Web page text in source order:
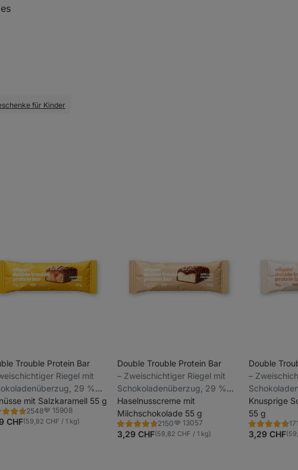
für Kinder
Trouble Protein Bar
Riegel mit
29 %
Eiweiß, ohne
und
mit Salzkaramell 55 g
2548Favoriten
15908
CHF(59,82 CHF / 1 kg)
Double Trouble Protein Bar
⁠–⁠ Zweischichtiger Riegel mit
Schokoladenüberzug, 29 %
hochwertiges Eiweiß, ohne
Konservierungsstoffe und
Farbstoffe
Haselnusscreme mit
Milchschokolade 55 g
2150
Bewertung
4.7/5,
2150
Favoriten
13057
3,29 CHF(59,82 CHF / 1 kg)
Double
⁠–⁠
Farbstoffe
Knusprige
55 g
Bewertung
4.6/5,
1711
3,29 CHF